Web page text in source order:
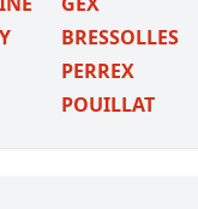
BRESSOLLES
PERREX
POUILLAT